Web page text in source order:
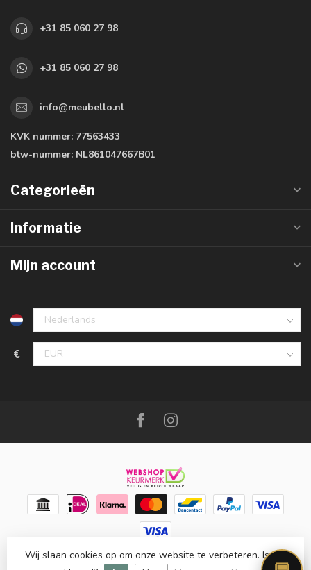
+31 85 060 27 98
+31 85 060 27 98
info@meubello.nl
KVK nummer: 77563433
btw-nummer: NL861047667B01
Categorieën
Informatie
Mijn account
€
© Copyright 2026 Meubello®- Powered byLightspeed-
Wij slaan cookies op om onze website te verbeteren. Is dat